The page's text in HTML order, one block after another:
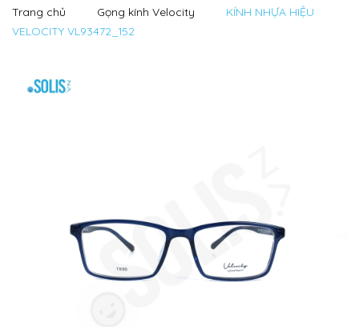
Trang chủ Gọng kính Velocity
KÍNH NHỰA HIỆU
VELOCITY VL93472_152